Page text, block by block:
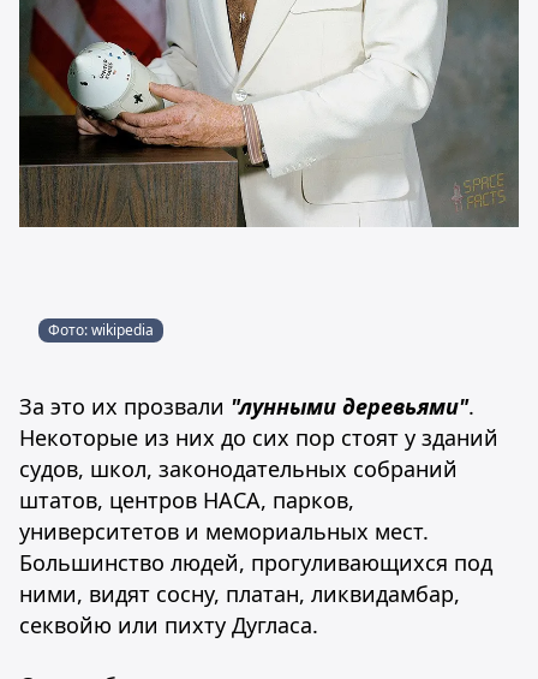
Фото: wikipedia
За это их прозвали "лунными деревьями".
Некоторые из них до сих пор стоят у зданий
судов, школ, законодательных собраний
штатов, центров НАСА, парков,
университетов и мемориальных мест.
Большинство людей, прогуливающихся под
ними, видят сосну, платан, ликвидамбар,
секвойю или пихту Дугласа.